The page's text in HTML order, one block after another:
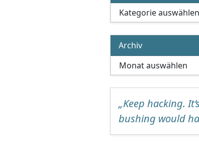
Kategorien
Archiv
Archiv
„Keep hacking.
bushing would